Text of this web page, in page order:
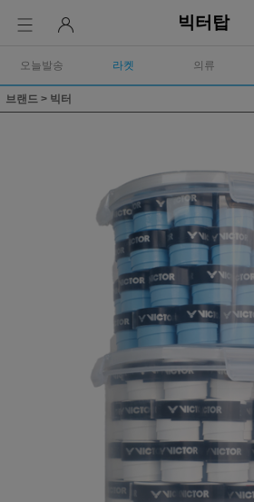
빅터탑
오늘발송 라켓 의류
브랜드 > 빅터